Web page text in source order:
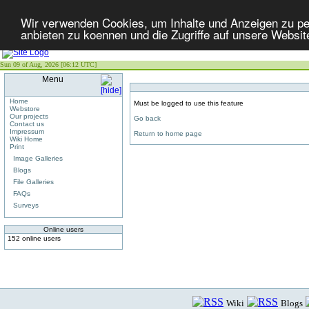
Wir verwenden Cookies, um Inhalte und Anzeigen zu
anbieten zu koennen und die Zugriffe auf unsere
Sun 09 of Aug, 2026 [06:12 UTC]
Menu
Home
Webstore
Our projects
Contact us
Impressum
Wiki Home
Print
Image Galleries
Blogs
File Galleries
FAQs
Surveys
Online users
152 online users
Must be logged to use this feature
Go back
Return to home page
Wiki Blogs